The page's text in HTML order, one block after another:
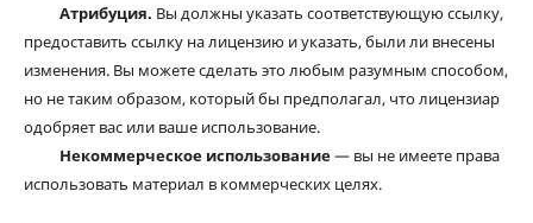
Атрибуция. Вы должны указать соответствующую ссылку,
предоставить ссылку на лицензию и указать, были ли внесены
изменения. Вы можете сделать это любым разумным способом,
но не таким образом, который бы предполагал, что лицензиар
одобряет вас или ваше использование.
Некоммерческое использование— вы не имеете права
использовать материал в коммерческих целях.